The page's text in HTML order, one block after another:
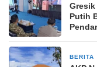
Gresik
Putih
BERITA